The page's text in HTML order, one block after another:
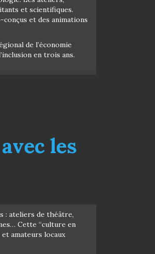
et scientifiques.
et des animations
de l’économie
en trois ans.
les
: ateliers de théâtre,
Cette “culture en
amateurs locaux